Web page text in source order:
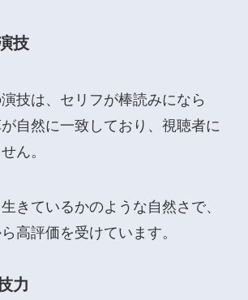
技
技は、セリフが棒読みになら
自然に一致しており、視聴者に
ん。
きているかのような自然さで、
高評価を受けています。
力